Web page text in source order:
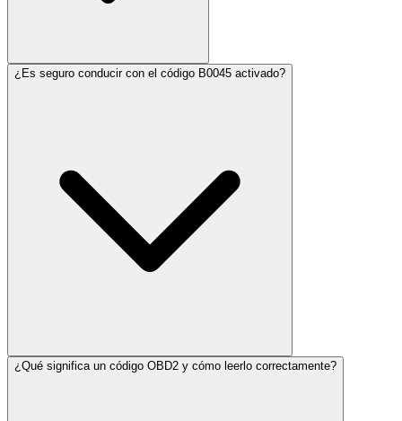
¿Es seguro conducir con el código B0045 activado?
¿Qué significa un código OBD2 y cómo leerlo correctamente?